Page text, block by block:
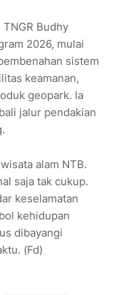
Budhy
2026, mulai
sistem
keamanan,
geopark. Ia
jalur pendakian
alam NTB.
saja tak cukup.
keselamatan
kehidupan
dibayangi
(Fd)